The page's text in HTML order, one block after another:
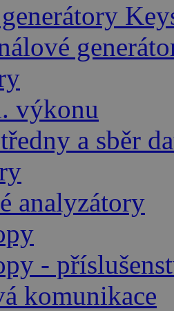
výkonu
a sběr
analyzátory
-
komunikace